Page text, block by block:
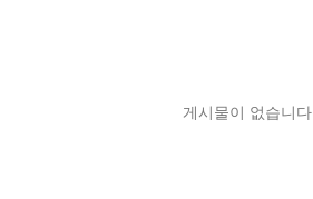
게시물이 없습니다.